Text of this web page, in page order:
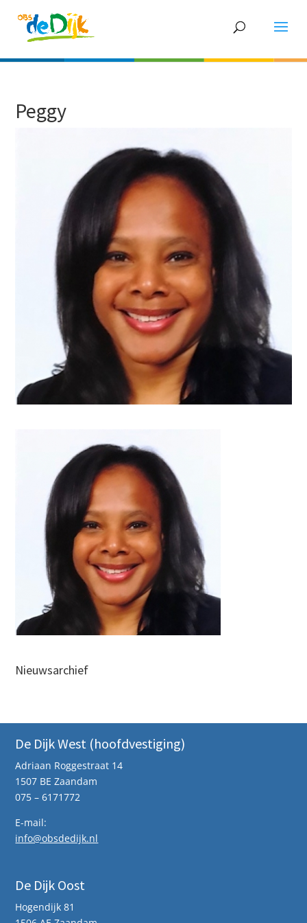
Peggy
Nieuwsarchief
De Dijk West (hoofdvestiging)
Adriaan Roggestraat 14
1507 BE Zaandam
075 – 6171772
E-mail:
info@obsdedijk.nl
De Dijk Oost
Hogendijk 81